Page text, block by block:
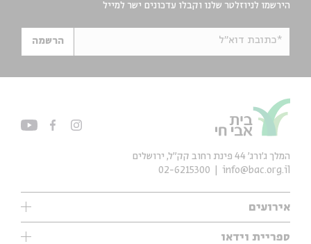
הירשמו לניוזלטר שלנו וקבלו עדכונים ישר למייל
*כתובת דוא"ל הרשמה
אירועים
עיון
ספריית וידאו
המלך ג'ורג' 44 פינת רחוב קק״ל, ירושלים
info@bac.org.il
02-6215300